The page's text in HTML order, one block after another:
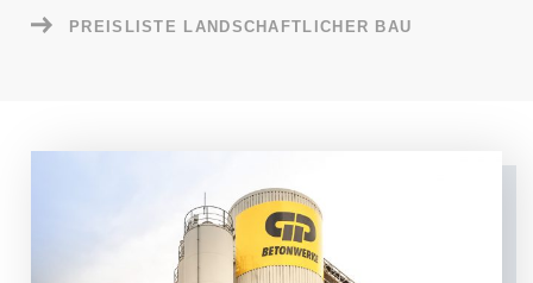
PREISLISTE LANDSCHAFTLICHER BAU